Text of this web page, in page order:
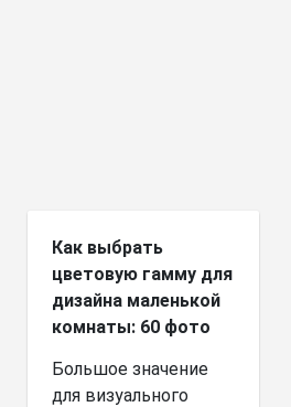
Как выбрать
цветовую гамму для
дизайна маленькой
комнаты: 60 фото
Большое значение
для визуального